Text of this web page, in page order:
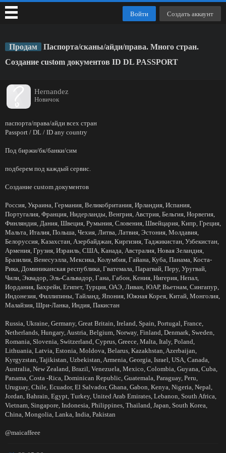
Продам
Паспорта/сканы/айди/права. Много стран.
Создание custom документов ID DL PASSPORT
Hernandez
Новичок
паспорта/права/айди всех стран
Passport / DL / ID any country
Под биржи/бк/банки/сим
подберем под каждый сервис.
Создание custom документов
Россия, Украина, Германия, Великобритания, Ирландия, Испания,
Португалия, Франция, Нидерланды, Венгрия, Австрия, Бельгия, Норвегия,
Финляндия, Дания, Швеция, Румыния, Словения, Швейцария, Кипр, Греция,
Мальта, Италия, Польша, Чехия, Литва, Латвия, Эстония, Молдавия,
Белоруссия, Казахстан, Азербайджан, Киргизия, Таджикистан, Узбекистан,
Армения, Грузия, Израиль, США, Канада, Австралия, Новая Зеландия,
Бразилия, Венесуэлла, Мексика, Колумбия, Гайана, Куба, Панама, Коста-
Рика, Доминиканская республика, Гватемала, Парагвай, Перу, Уругвай,
Чили, Эквадор, Эль-Сальвадор, Гана, Габон, Кения, Нигерия, Непал,
Иордания, Бахрейн, Египет, Турция, ОАЭ, Ливан, ЮАР, Вьетнам, Сингапур,
Индонезия, Филлипины, Тайланд, Япония, Южная Корея, Китай, Монголия,
Малайзия, Шри-Ланка, Индия, Пакистан
Russia, Ukraine, Germany, Great Britain, Ireland, Spain, Portugal, France,
Netherlands, Hungary, Austria, Belgium, Norway, Finland, Denmark, Sweden,
Romania, Slovenia, Switzerland, Cyprus, Greece, Malta, Italy, Poland,
Lithuania, Latvia, Estonia, Moldova, Belarus, Kazakhstan, Azerbaijan,
Kyrgyzstan, Tajikistan, Uzbekistan, Armenia, Georgia, Israel, USA, Canada,
Australia, New Zealand, Brazil, Venezuela, Mexico, Colombia, Guyana, Cuba,
Panama, Costa -Rica, Dominican Republic, Guatemala, Paraguay, Peru,
Uruguay, Chile, Ecuador, El Salvador, Ghana, Gabon, Kenya, Nigeria, Nepal,
Jordan, Bahrain, Egypt, Turkey, United Arab Emirates, Lebanon, South Africa,
Vietnam, Singapore, Indonesia, Philippines, Thailand, Japan, South Korea,
China, Mongolia, Lanka, India, Pakistan
@maicaffeee
Войти Создать аккаунт